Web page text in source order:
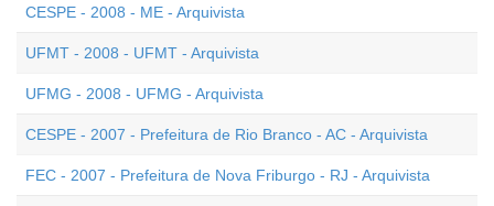
CESPE - 2008 - ME - Arquivista
UFMT - 2008 - UFMT - Arquivista
UFMG - 2008 - UFMG - Arquivista
CESPE - 2007 - Prefeitura de Rio Branco - AC - Arquivista
FEC - 2007 - Prefeitura de Nova Friburgo - RJ - Arquivista